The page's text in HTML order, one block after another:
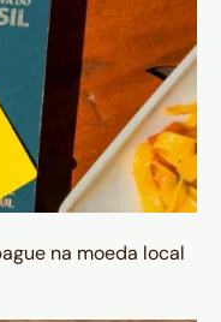
na moeda local